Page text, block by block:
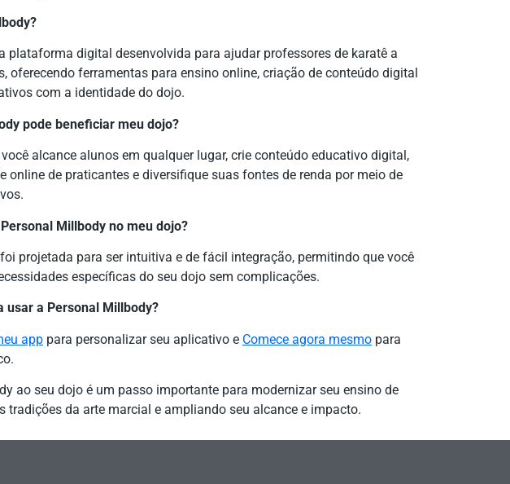
plataforma digital desenvolvida para ajudar professores de karatê a
oferecendo ferramentas para ensino online, criação de conteúdo digital
com a identidade do dojo.
pode beneficiar meu dojo?
alcance alunos em qualquer lugar, crie conteúdo educativo digital,
online de praticantes e diversifique suas fontes de renda por meio de
Millbody no meu dojo?
projetada para ser intuitiva e de fácil integração, permitindo que você
específicas do seu dojo sem complicações.
usar a Personal Millbody?
app para personalizar seu aplicativo e Comece agora mesmo para
ao seu dojo é um passo importante para modernizar seu ensino de
tradições da arte marcial e ampliando seu alcance e impacto.